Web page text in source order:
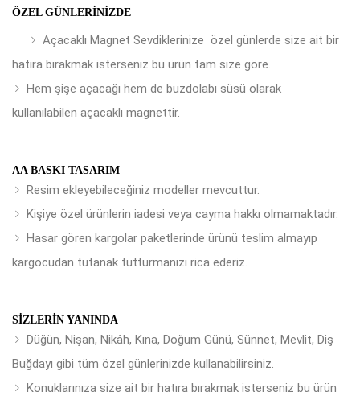
ÖZEL GÜNLERINIZDE
Açacaklı Magnet Sevdiklerinize özel günlerde size ait bir
hatıra bırakmak isterseniz bu ürün tam size göre.
Hem şişe açacağı hem de buzdolabı süsü olarak
kullanılabilen açacaklı magnettir.
AA BASKI TASARIM
Resim ekleyebileceğiniz modeller mevcuttur.
Kişiye özel ürünlerin iadesi veya cayma hakkı olmamaktadır.
Hasar gören kargolar paketlerinde ürünü teslim almayıp
kargocudan tutanak tutturmanızı rica ederiz.
SIZLERIN YANINDA
Düğün, Nişan, Nikâh, Kına, Doğum Günü, Sünnet, Mevlit, Diş
Buğdayı gibi tüm özel günlerinizde kullanabilirsiniz.
Konuklarınıza size ait bir hatıra bırakmak isterseniz bu ürün